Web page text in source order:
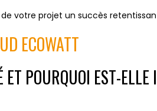
votre projet un succès
ECOWATT
POURQUOI EST-